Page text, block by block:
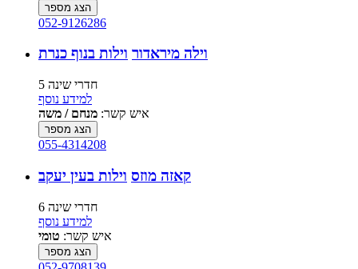
הצג מספר
052-9126286
וילה מיראדור וילות בנוף כנרת
5 חדרי שינה
למידע נוסף
איש קשר: מנחם / משה
הצג מספר
055-4314208
קאזה מוזס וילות בעין יעקב
6 חדרי שינה
למידע נוסף
איש קשר: טומי
הצג מספר